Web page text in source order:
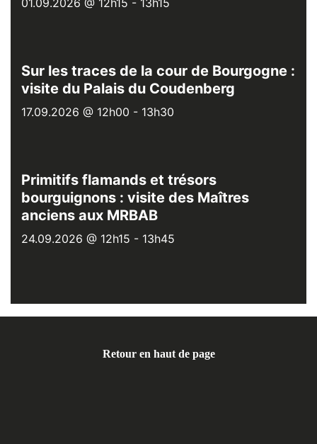
01.09.2026 @ 12h15 - 13h15
Sur les traces de la cour de Bourgogne :
visite du Palais du Coudenberg
17.09.2026 @ 12h00 - 13h30
Primitifs flamands et trésors
bourguignons : visite des Maîtres
anciens aux MRBAB
24.09.2026 @ 12h15 - 13h45
Retour en haut de page